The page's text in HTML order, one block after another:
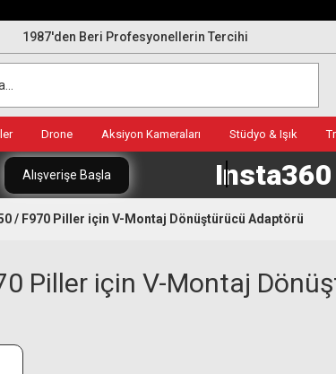
1987'den Beri Profesyonellerin Tercihi
Drone Aksiyon Kameraları Stüdyo & Işık
Alışverişe Başla Insta360
/ F970 Piller için V-Montaj Dönüştürücü Adaptörü
Piller için V-Montaj